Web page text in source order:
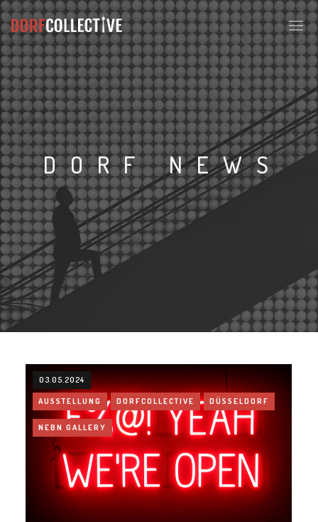
DORF NEWS
03.05.2024
AUSSTELLUNG DORFCOLLECTIVE DÜSSELDORF
NEBN GALLERY